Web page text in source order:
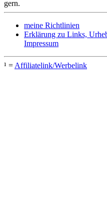
gern.
meine Richtlinien
Erklärung zu Links,
Impressum
¹ = Affiliatelink/Werbelink